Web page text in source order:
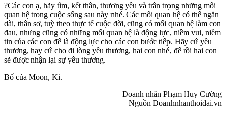
?Các con ạ, hãy tìm, kết thân, thương yêu và trân trọng những mối
quan hệ trong cuộc sống sau này nhé. Các mối quan hệ có thể ngắn
dài, thân sơ, tuỳ theo thực tế cuộc đời, cũng có mối quan hệ làm con
đau, nhưng cũng có những mối quan hệ là động lực, niềm vui, niềm
tin của các con để là động lực cho các con bước tiếp. Hãy cứ yêu
thương, hay cứ cho đi lòng yêu thương, hai con nhé, để rồi hai con
sẽ được nhận lại sự yêu thương.
Bố của Moon, Ki.
Doanh nhân Phạm Huy Cường
Nguồn Doanhnhanthoidai.vn